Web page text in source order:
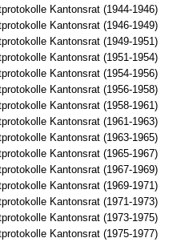
Kantonsrat (1944-1946)
Kantonsrat (1946-1949)
Kantonsrat (1949-1951)
Kantonsrat (1951-1954)
Kantonsrat (1954-1956)
Kantonsrat (1956-1958)
Kantonsrat (1958-1961)
Kantonsrat (1961-1963)
Kantonsrat (1963-1965)
Kantonsrat (1965-1967)
Kantonsrat (1967-1969)
Kantonsrat (1969-1971)
Kantonsrat (1971-1973)
Kantonsrat (1973-1975)
Kantonsrat (1975-1977)